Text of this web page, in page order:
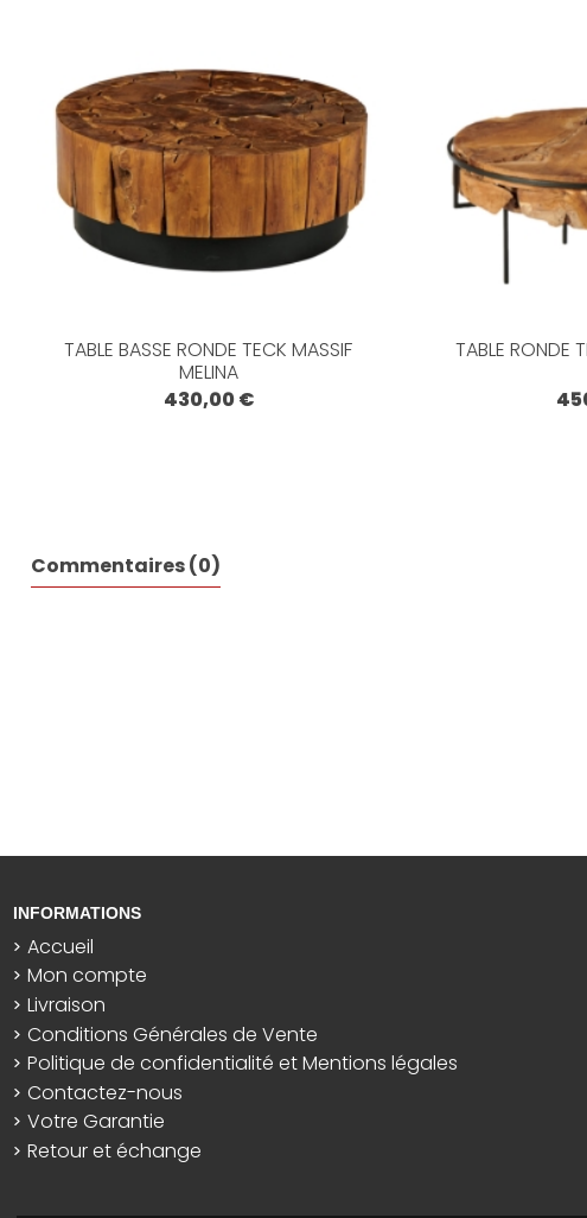
TABLE BASSE RONDE TECK MASSIF
MELINA
430,00 €
TABLE RONDE
Commentaires (0)
INFORMATIONS
Accueil
Mon compte
Livraison
Conditions Générales de Vente
Politique de confidentialité et Mentions légales
Contactez-nous
Votre Garantie
Retour et échange